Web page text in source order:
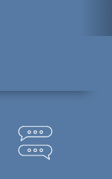
Vos démarches